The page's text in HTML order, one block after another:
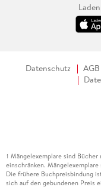
Datenschutz AGB
1 Mängelexemplare sind
einschränken.
Die frühere Buchpreisbindung
sich auf den gebundenen Preis